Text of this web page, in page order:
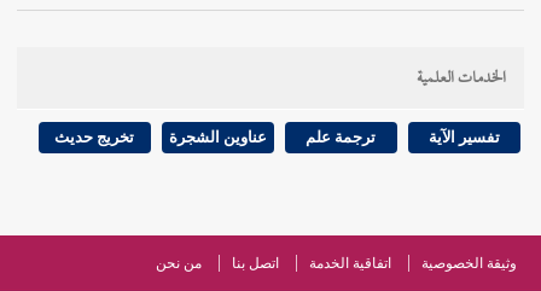
الخدمات العلمية
تفسير الآية ترجمة علم عناوين الشجرة تخريج حديث
وثيقة الخصوصية اتفاقية الخدمة اتصل بنا من نحن